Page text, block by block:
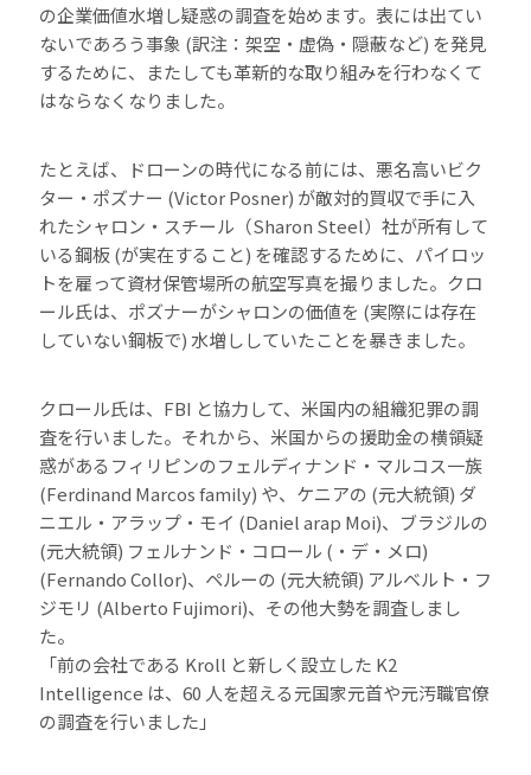
の企業価値水増し疑惑の調査を始めます。表には出てい
ないであろう事象 (訳注：架空・虚偽・隠蔽など) を発見
するために、またしても革新的な取り組みを行わなくて
はならなくなりました。
たとえば、ドローンの時代になる前には、悪名高いビク
ター・ポズナー (Victor Posner) が敵対的買収で手に入
れたシャロン・スチール（Sharon Steel）社が所有して
いる鋼板 (が実在すること) を確認するために、パイロッ
トを雇って資材保管場所の航空写真を撮りました。クロ
ール氏は、ポズナーがシャロンの価値を (実際には存在
していない鋼板で) 水増ししていたことを暴きました。
クロール氏は、FBI と協力して、米国内の組織犯罪の調
査を行いました。それから、米国からの援助金の横領疑
惑があるフィリピンのフェルディナンド・マルコス一族
(Ferdinand Marcos family) や、ケニアの (元大統領) ダ
ニエル・アラップ・モイ (Daniel arap Moi)、ブラジルの
(元大統領) フェルナンド・コロール (・デ・メロ)
(Fernando Collor)、ペルーの (元大統領) アルベルト・フ
ジモリ (Alberto Fujimori)、その他大勢を調査しまし
た。
「前の会社である Kroll と新しく設立した K2
Intelligence は、60 人を超える元国家元首や元汚職官僚
の調査を行いました」